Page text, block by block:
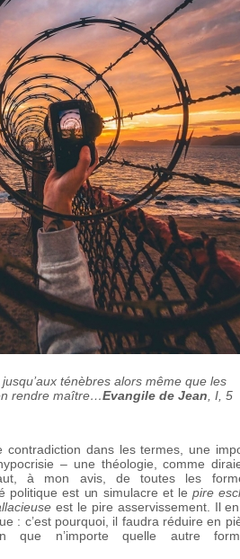
ténèbres alors même que les
rendre maître…Evangile de Jean, I, 5
contradiction dans les termes, une
– une théologie, comme
à mon avis, de toutes les
politique est un simulacre et le pire
est le pire asservissement. Il
: c’est pourquoi, il faudra réduire en
que n’importe quelle autre